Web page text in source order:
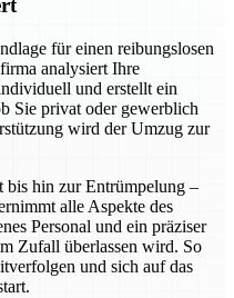
für einen reibungslosen
analysiert Ihre
und erstellt ein
Sie privat oder gewerblich
wird der Umzug zur
bis hin zur Entrümpelung –
alle Aspekte des
Personal und ein präziser
Zufall überlassen wird. So
und sich auf das